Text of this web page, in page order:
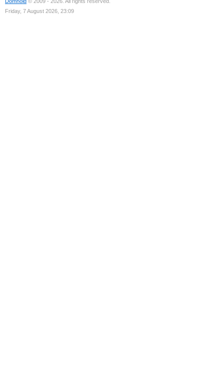
Friday, 7 August 2026, 23:09